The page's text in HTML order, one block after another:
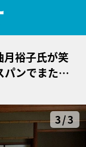
裕子氏が笑
パンでまた佐
3/3